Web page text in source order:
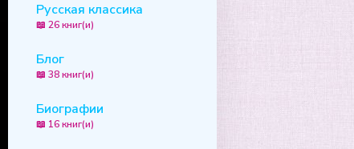
Русская классика
📖 26 книг(и)
Блог
📖 38 книг(и)
Биографии
📖 16 книг(и)